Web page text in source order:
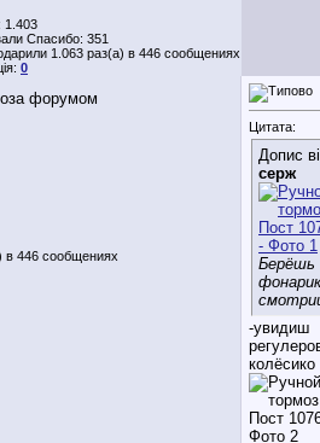
1.403
Спасибо: 351
1.063 раз(а) в 446 сообщениях
0
в 446 сообщениях
Цитата:
Допис
серж
Берёшь
-увидиш
колёсико